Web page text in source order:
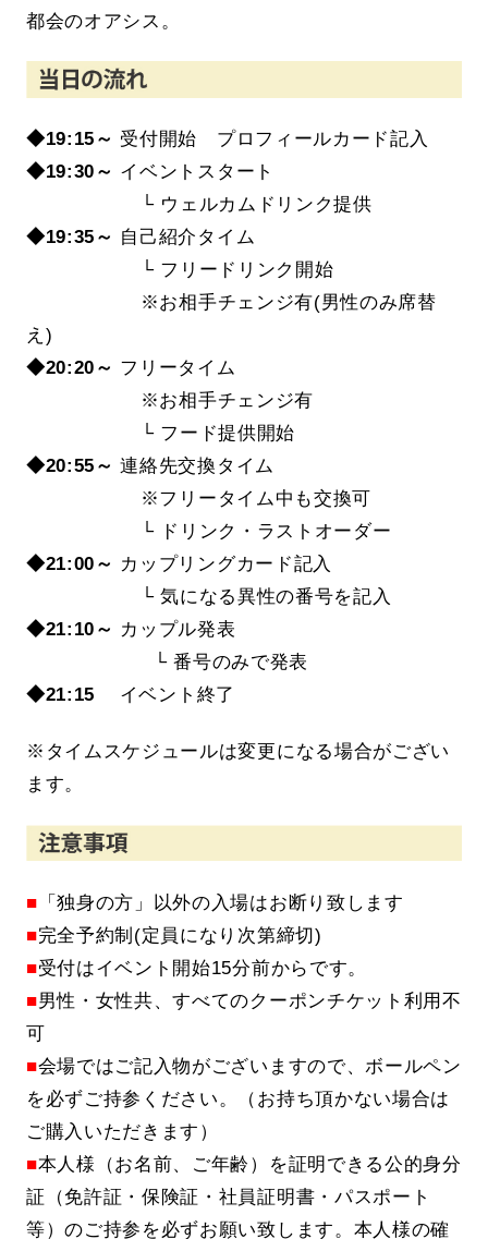
都会のオアシス。
◆19:15～ 受付開始 プロフィールカード記入
◆19:30～ イベントスタート
└ ウェルカムドリンク提供
◆19:35～ 自己紹介タイム
└ フリードリンク開始
※お相手チェンジ有(男性のみ席替
え)
◆20:20～ フリータイム
※お相手チェンジ有
└ フード提供開始
◆20:55～ 連絡先交換タイム
※フリータイム中も交換可
└ ドリンク・ラストオーダー
◆21:00～ カップリングカード記入
└ 気になる異性の番号を記入
◆21:10～ カップル発表
└ 番号のみで発表
◆21:15 イベント終了
※タイムスケジュールは変更になる場合がござい
ます。
■ 「独身の方」以外の入場はお断り致します
■完全予約制(定員になり次第締切)
■受付はイベント開始15分前からです。
■男性・女性共、すべてのクーポンチケット利用不
可
■会場ではご記入物がございますので、ボールペン
を必ずご持参ください。（お持ち頂かない場合は
ご購入いただきます）
■本人様（お名前、ご年齢）を証明できる公的身分
証（免許証・保険証・社員証明書・パスポート
等）のご持参を必ずお願い致します。本人様の確